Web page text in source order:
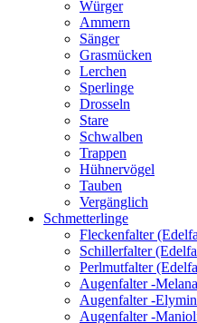
Würger
Ammern
Sänger
Grasmücken
Lerchen
Sperlinge
Drosseln
Stare
Schwalben
Trappen
Hühnervögel
Tauben
Vergänglich
Schmetterlinge
Fleckenfalter
Schillerfalter
Perlmutfalter
Augenfalter -
Augenfalter -
Augenfalter -